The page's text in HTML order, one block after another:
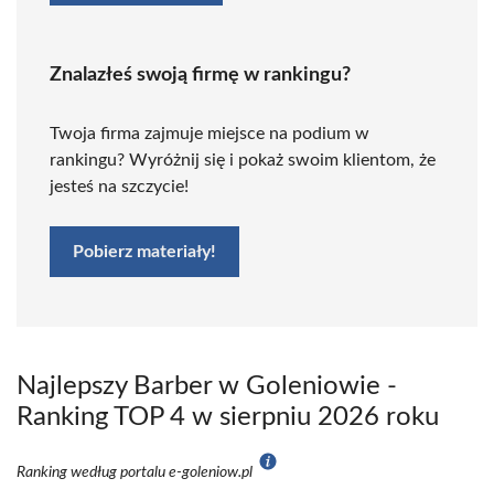
Znalazłeś swoją firmę w rankingu?
Twoja firma zajmuje miejsce na podium w
rankingu? Wyróżnij się i pokaż swoim klientom, że
jesteś na szczycie!
Pobierz materiały!
Najlepszy Barber w Goleniowie -
Ranking TOP 4 w sierpniu 2026 roku
Ranking według portalu e-goleniow.pl